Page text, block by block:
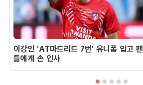
이강인 'AT마드리드 7번' 유니폼 입고 팬
들에게 손 인사